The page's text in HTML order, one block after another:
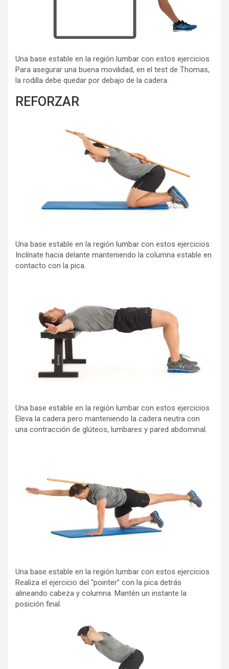
Una base estable en la región lumbar con estos ejercicios
Para asegurar una buena movilidad, en el test de Thomas,
la rodilla debe quedar por debajo de la cadera.
REFORZAR
Una base estable en la región lumbar con estos ejercicios
Inclínate hacia delante manteniendo la columna estable en
contacto con la pica.
Una base estable en la región lumbar con estos ejercicios
Eleva la cadera pero manteniendo la cadera neutra con
una contracción de glúteos, lumbares y pared abdominal.
Una base estable en la región lumbar con estos ejercicios
Realiza el ejercicio del “pointer” con la pica detrás
alineando cabeza y columna. Mantén un instante la
posición final.